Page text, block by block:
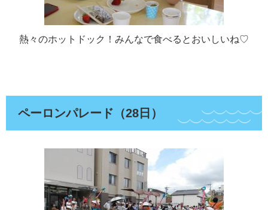
熱々のホットドック！みんなで食べるとおいしいね♡
ペーロンパレード（28日）